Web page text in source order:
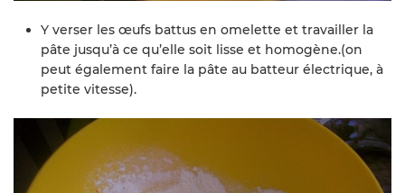
Y verser les œufs battus en omelette et travailler la
pâte jusqu’à ce qu’elle soit lisse et homogène.(on
peut également faire la pâte au batteur électrique, à
petite vitesse).